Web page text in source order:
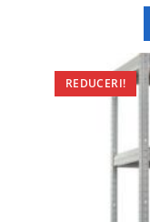
REDUCERI!